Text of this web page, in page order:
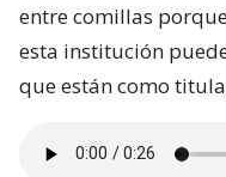
entre comillas
esta institución
que están como